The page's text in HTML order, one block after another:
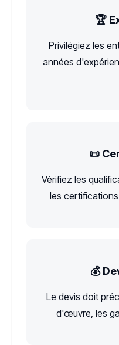
🏆
Privilégiez les
années
📜
Vérifiez les
les certifications
💰
Le devis doit
d'œuvre, les